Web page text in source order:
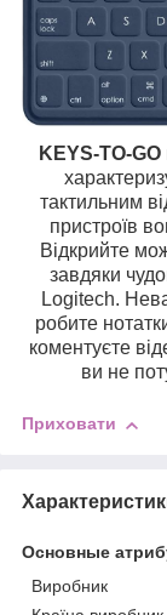
KEYS-TO-GO
тактильним
пристроїв
Відкрийте
завдяки
Logitech.
робите
коментуєте
ви не
Приховати
Основные
Виробник